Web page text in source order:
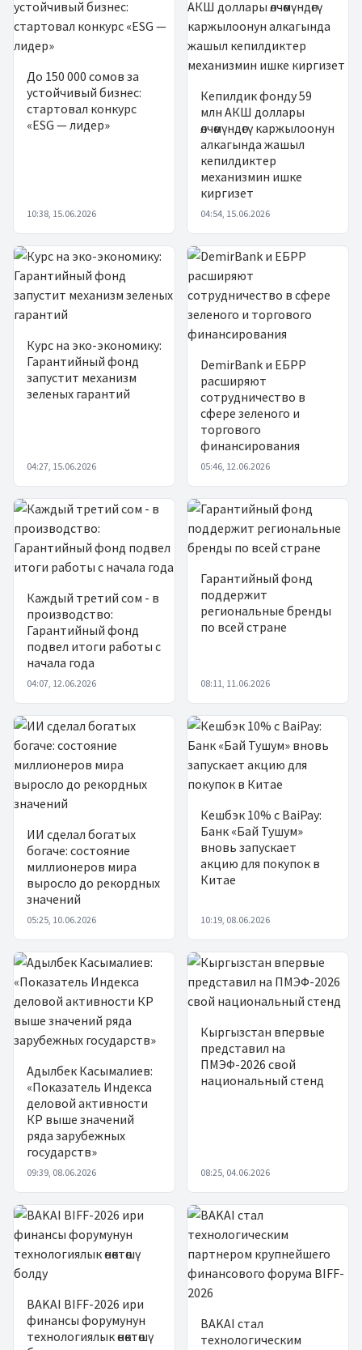
До 150 000 сомов за
устойчивый бизнес:
стартовал конкурс
«ESG — лидер»
10:38, 15.06.2026
Кепилдик фонду 59
млн АКШ доллары
өлчөмүндөгү каржылоонун
алкагында жашыл
кепилдиктер
механизмин ишке
киргизет
04:54, 15.06.2026
Курс на эко-экономику:
Гарантийный фонд
запустит механизм
зеленых гарантий
04:27, 15.06.2026
DemirBank и ЕБРР
расширяют
сотрудничество в
сфере зеленого и
торгового
финансирования
05:46, 12.06.2026
Каждый третий сом - в
производство:
Гарантийный фонд
подвел итоги работы с
начала года
04:07, 12.06.2026
Гарантийный фонд
поддержит
региональные бренды
по всей стране
08:11, 11.06.2026
ИИ сделал богатых
богаче: состояние
миллионеров мира
выросло до рекордных
значений
05:25, 10.06.2026
Кешбэк 10% с BaiPay:
Банк «Бай Тушум»
вновь запускает
акцию для покупок в
Китае
10:19, 08.06.2026
Адылбек Касымалиев:
«Показатель Индекса
деловой активности
КР выше значений
ряда зарубежных
государств»
09:39, 08.06.2026
Кыргызстан впервые
представил на
ПМЭФ-2026 свой
национальный стенд
08:25, 04.06.2026
BAKAI BIFF-2026 ири
финансы форумунун
технологиялык өнөктөшү
BAKAI стал
технологическим